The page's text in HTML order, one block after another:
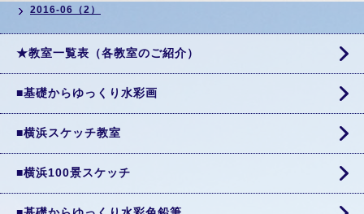
2016-06（2）
★教室一覧表（各教室のご紹介）
■基礎からゆっくり水彩画
■横浜スケッチ教室
■横浜100景スケッチ